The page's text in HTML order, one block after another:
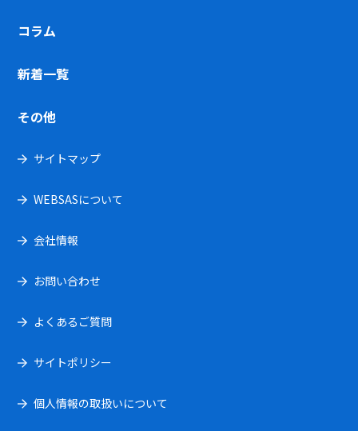
コラム
新着一覧
その他
サイトマップ
WEBSASについて
会社情報
お問い合わせ
よくあるご質問
サイトポリシー
個人情報の取扱いについて